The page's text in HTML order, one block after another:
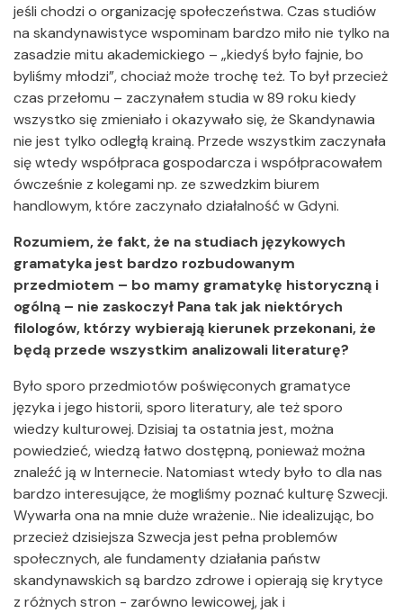
jeśli chodzi o organizację społeczeństwa. Czas studiów
na skandynawistyce wspominam bardzo miło nie tylko na
zasadzie mitu akademickiego – „kiedyś było fajnie, bo
byliśmy młodzi”, chociaż może trochę też. To był przecież
czas przełomu – zaczynałem studia w 89 roku kiedy
wszystko się zmieniało i okazywało się, że Skandynawia
nie jest tylko odległą krainą. Przede wszystkim zaczynała
się wtedy współpraca gospodarcza i współpracowałem
ówcześnie z kolegami np. ze szwedzkim biurem
handlowym, które zaczynało działalność w Gdyni.
Rozumiem, że fakt, że na studiach językowych
gramatyka jest bardzo rozbudowanym
przedmiotem – bo mamy gramatykę historyczną i
ogólną – nie zaskoczył Pana tak jak niektórych
filologów, którzy wybierają kierunek przekonani, że
będą przede wszystkim analizowali literaturę?
Było sporo przedmiotów poświęconych gramatyce
języka i jego historii, sporo literatury, ale też sporo
wiedzy kulturowej. Dzisiaj ta ostatnia jest, można
powiedzieć, wiedzą łatwo dostępną, ponieważ można
znaleźć ją w Internecie. Natomiast wtedy było to dla nas
bardzo interesujące, że mogliśmy poznać kulturę Szwecji.
Wywarła ona na mnie duże wrażenie.. Nie idealizując, bo
przecież dzisiejsza Szwecja jest pełna problemów
społecznych, ale fundamenty działania państw
skandynawskich są bardzo zdrowe i opierają się krytyce
z różnych stron - zarówno lewicowej, jak i